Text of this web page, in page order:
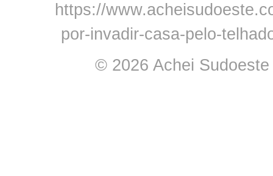
https://
por-invadir-casa-pelo-
© 2026 Achei